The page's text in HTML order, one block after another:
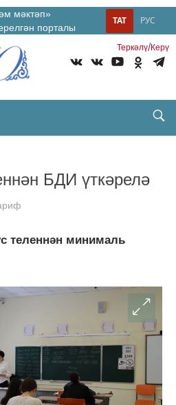
мәктәп»
порталы
РУС
ТАТ
Теркəлү/Керү
БДИ үткәрелә
теленнән минималь